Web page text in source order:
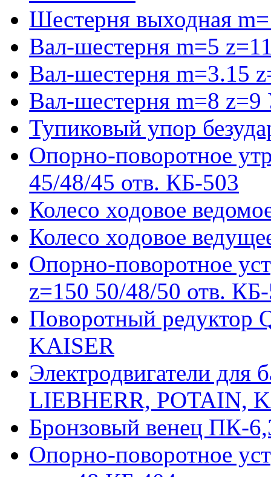
Шестерня выходная
Вал-шестерня m=5
Вал-шестерня m=3.15
Вал-шестерня m=8
Тупиковый упор
Опорно-поворотное
45/48/45 отв. КБ-503
Колесо ходовое
Колесо ходовое
Опорно-поворотное
z=150 50/48/50 отв.
Поворотный редуктор
KAISER
Электродвигатели для
LIEBHERR, POTAIN,
Бронзовый венец ПК-
Опорно-поворотное